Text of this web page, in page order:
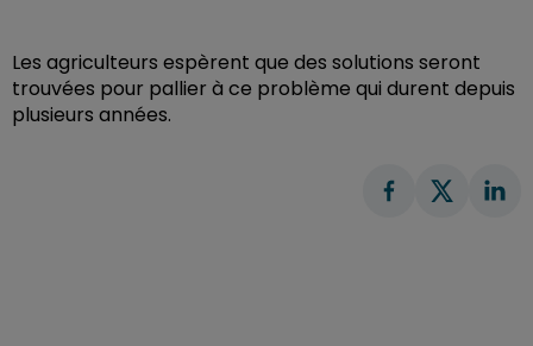
Les agriculteurs espèrent que des solutions seront
trouvées pour pallier à ce problème qui durent depuis
plusieurs années.